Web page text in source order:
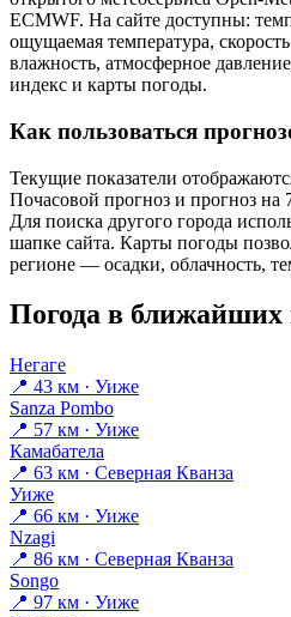
ECMWF. На сайте доступны:
ощущаемая температура,
влажность, атмосферное
индекс и карты погоды.
Как пользоваться
Текущие показатели
Почасовой прогноз и прогноз
Для поиска другого города
шапке сайта. Карты погоды
регионе — осадки, облачность,
Погода в ближайших
Негаге
📍 43 км · Уиже
Sanza Pombo
📍 57 км · Уиже
Камабатела
📍 63 км · Северная Кванза
Уиже
📍 66 км · Уиже
Nzagi
📍 86 км · Северная Кванза
Songo
📍 97 км · Уиже